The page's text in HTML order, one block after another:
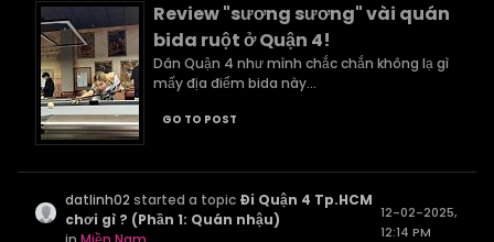
Review "sương sương" vài quán
bida ruột ở Quận 4!
Dân Quận 4 như mình chắc chắn không lạ gì
mấy địa điểm bida này...
GO TO POST
datlinh02 started a topic Đi Quận 4 Tp.HCM
chơi gì ? (Phần 1: Quán nhậu)
12-02-2025,
12:14 PM